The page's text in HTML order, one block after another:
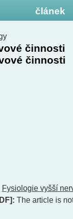
článek
činnosti
činnosti
Fysiologie vyšší
The article is